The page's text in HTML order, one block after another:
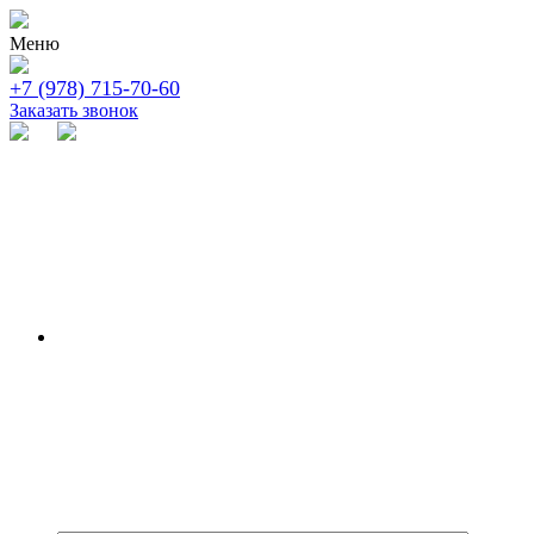
Меню
+7 (978) 715-70-60
Заказать звонок